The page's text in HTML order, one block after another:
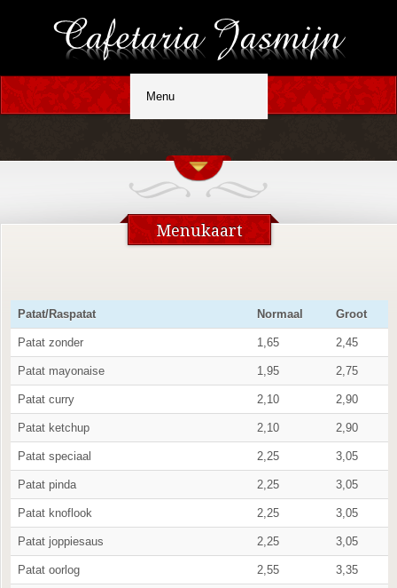
Menukaart
Patat/Raspatat Normaal Groot
Patat zonder 1,65 2,45
Patat mayonaise 1,95 2,75
Patat curry 2,10 2,90
Patat ketchup 2,10 2,90
Patat speciaal 2,25 3,05
Patat pinda 2,25 3,05
Patat knoflook 2,25 3,05
Patat joppiesaus 2,25 3,05
Patat oorlog 2,55 3,35